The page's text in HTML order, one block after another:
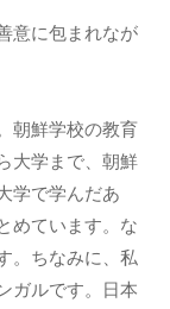
意に包まれなが
朝鮮学校の教育
大学まで、朝鮮
学で学んだあ
めています。な
。ちなみに、私
ガルです。日本